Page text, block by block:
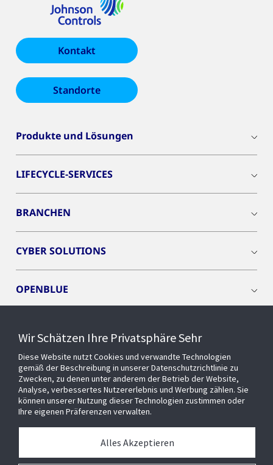
Kontakt
Standorte
Produkte und Lösungen
LIFECYCLE-SERVICES
BRANCHEN
CYBER SOLUTIONS
OPENBLUE
EVENTS
Über uns
Wir Schätzen Ihre Privatsphäre Sehr
Diese Website nutzt Cookies und verwandte Technologien
gemäß der Beschreibung in unserer Datenschutzrichtlinie zu
Zwecken, zu denen unter anderem der Betrieb der Website,
Analyse, verbessertes Nutzererlebnis und Werbung zählen. Sie
können unserer Nutzung dieser Technologien zustimmen oder
Ihre eigenen Präferenzen verwalten.
Alles Akzeptieren